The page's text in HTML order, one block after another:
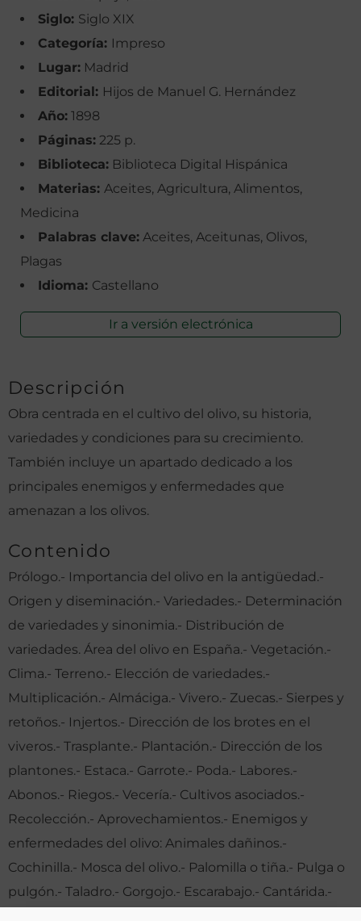
Siglo: Siglo XIX
Categoría: Impreso
Lugar: Madrid
Editorial: Hijos de Manuel G. Hernández
Año: 1898
Páginas: 225 p.
Biblioteca: Biblioteca Digital Hispánica
Materias: Aceites, Agricultura, Alimentos,
Medicina
Palabras clave: Aceites, Aceitunas, Olivos,
Plagas
Idioma: Castellano
Ir a versión electrónica
Descripción
Obra centrada en el cultivo del olivo, su historia,
variedades y condiciones para su crecimiento.
También incluye un apartado dedicado a los
principales enemigos y enfermedades que
amenazan a los olivos.
Contenido
Prólogo.- Importancia del olivo en la antigüedad.-
Origen y diseminación.- Variedades.- Determinación
de variedades y sinonimia.- Distribución de
variedades. Área del olivo en España.- Vegetación.-
Clima.- Terreno.- Elección de variedades.-
Multiplicación.- Almáciga.- Vivero.- Zuecas.- Sierpes y
retoños.- Injertos.- Dirección de los brotes en el
viveros.- Trasplante.- Plantación.- Dirección de los
plantones.- Estaca.- Garrote.- Poda.- Labores.-
Abonos.- Riegos.- Vecería.- Cultivos asociados.-
Recolección.- Aprovechamientos.- Enemigos y
enfermedades del olivo: Animales dañinos.-
Cochinilla.- Mosca del olivo.- Palomilla o tiña.- Pulga o
pulgón.- Taladro.- Gorgojo.- Escarabajo.- Cantárida.-